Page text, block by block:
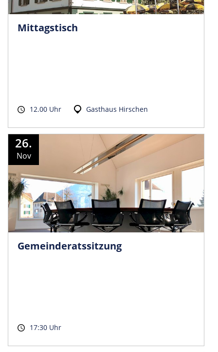
Mittagstisch
12.00 Uhr Gasthaus Hirschen
26.
Nov
Gemeinder­atssitzung
17:30 Uhr